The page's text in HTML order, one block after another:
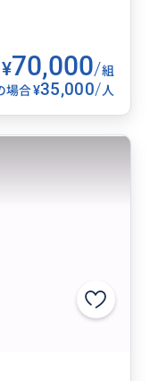
¥70,000/組
場合¥35,000/人